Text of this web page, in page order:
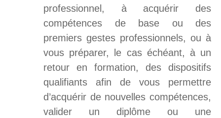
professionnel, à acquérir des
compétences de base ou des
premiers gestes professionnels, ou à
vous préparer, le cas échéant, à un
retour en formation, des dispositifs
qualifiants afin de vous permettre
d’acquérir de nouvelles compétences,
valider un diplôme ou une